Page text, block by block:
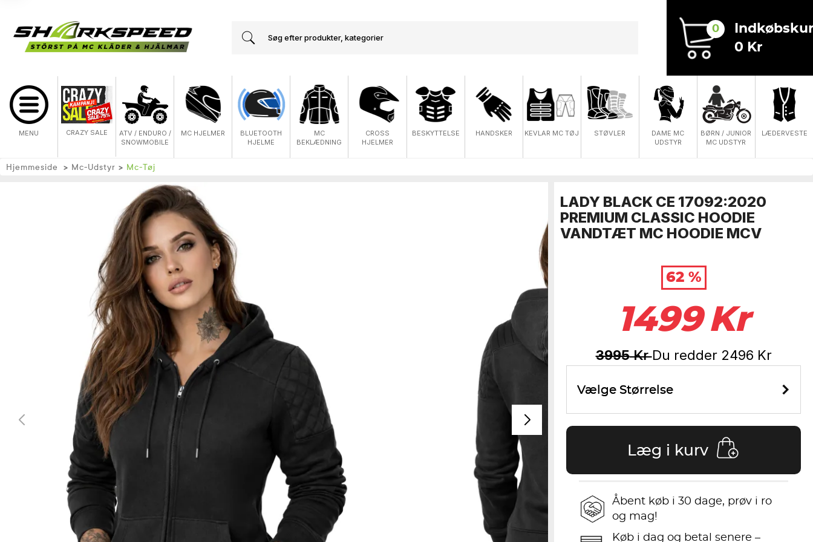
0
0 Kr
MENU CRAZY SALE
ATV / ENDURO /
SNOWMOBILE
MC HJELMER
BLUETOOTH
HJELME
MC
BEKLÆDNING
CROSS
HJELMER
BESKYTTELSE HANDSKER KEVLAR MC TØJ STØVLER
DAME MC
UDSTYR
BØRN / JUNIOR
MC UDSTYR
LÆDERVESTE
Hjemmeside Mc-Udstyr Mc-Tøj
LADY BLACK CE 17092:2020
PREMIUM CLASSIC HOODIE
VANDTÆT MC HOODIE MCV
62 %
1499 Kr
3995KrDu redder 2496 Kr
Vælge Størrelse
Læg i kurv
Åbent køb i 30 dage, prøv i ro
og mag!
Køb i dag og betal senere –